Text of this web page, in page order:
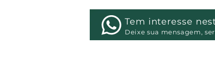
Deixe sua mensagem,
Tem interesse